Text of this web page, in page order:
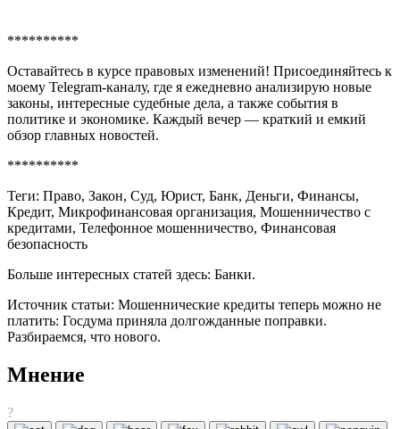
**********
Оставайтесь в курсе правовых изменений! Присоединяйтесь к
моему Telegram-каналу, где я ежедневно анализирую новые
законы, интересные судебные дела, а также события в
политике и экономике. Каждый вечер — краткий и емкий
обзор главных новостей.
**********
Теги: Право, Закон, Суд, Юрист, Банк, Деньги, Финансы,
Кредит, Микрофинансовая организация, Мошенничество с
кредитами, Телефонное мошенничество, Финансовая
безопасность
Больше интересных статей здесь: Банки.
Источник статьи: Мошеннические кредиты теперь можно не
платить: Госдума приняла долгожданные поправки.
Разбираемся, что нового.
Мнение
?